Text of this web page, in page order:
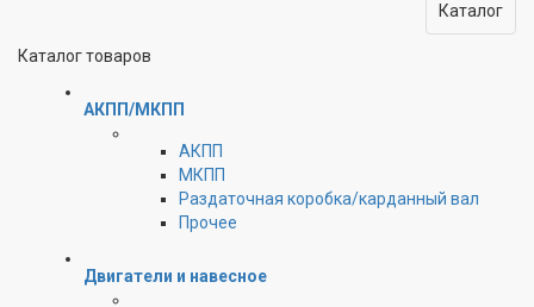
Каталог
Каталог товаров
АКПП/МКПП
АКПП
МКПП
Раздаточная коробка/карданный вал
Прочее
Двигатели и навесное